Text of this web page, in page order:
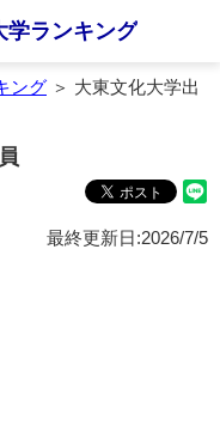
学ランキング
ング ＞ 大東文化大学出
最終更新日:2026/7/5